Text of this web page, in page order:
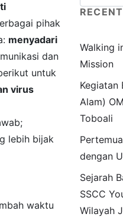
pihak
menyadari
dan
untuk
virus
lebih bijak
waktu
Walking
Mission
Kegiatan
Alam)
Toboali
dengan
Sejarah
SSCC
Wilayah